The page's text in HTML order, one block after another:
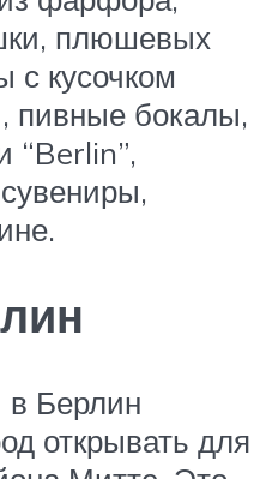
плюшевых
с кусочком
пивные бокалы,
“Berlin”,
в Берлин
открывать для